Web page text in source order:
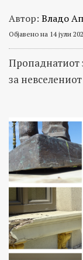
Автор: Владо
Објавено на 14 јули
Пропаднатиот
за